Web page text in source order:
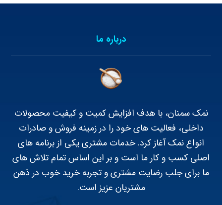
درباره ما
نمک سمنان، با هدف افزایش کمیت و کیفیت محصولات
داخلی، فعالیت های خود را در زمینه فروش و صادرات
انواع نمک آغاز کرد. خدمات مشتری یکی از برنامه های
اصلی کسب و کار ما است و بر این اساس تمام تلاش های
ما برای جلب رضایت مشتری و تجربه خرید خوب در ذهن
مشتریان عزیز است.